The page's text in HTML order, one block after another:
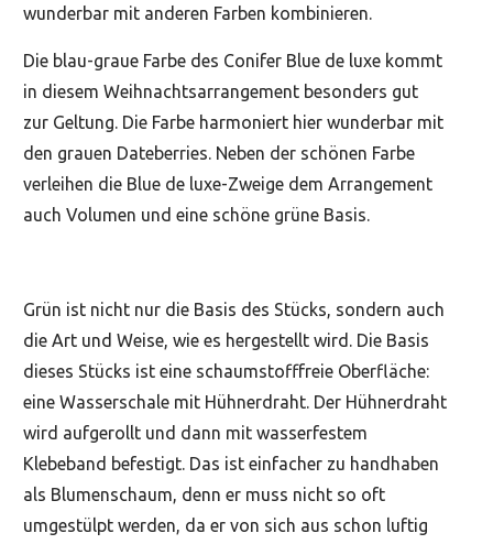
wunderbar mit anderen Farben kombinieren.
Die blau-graue Farbe des Conifer Blue de luxe kommt
in diesem Weihnachtsarrangement besonders gut
zur Geltung. Die Farbe harmoniert hier wunderbar mit
den grauen Dateberries. Neben der schönen Farbe
verleihen die Blue de luxe-Zweige dem Arrangement
auch Volumen und eine schöne grüne Basis.
Grün ist nicht nur die Basis des Stücks, sondern auch
die Art und Weise, wie es hergestellt wird. Die Basis
dieses Stücks ist eine schaumstofffreie Oberfläche:
eine Wasserschale mit Hühnerdraht. Der Hühnerdraht
wird aufgerollt und dann mit wasserfestem
Klebeband befestigt. Das ist einfacher zu handhaben
als Blumenschaum, denn er muss nicht so oft
umgestülpt werden, da er von sich aus schon luftig